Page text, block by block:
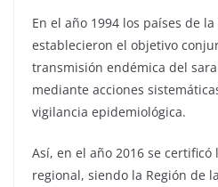
En el año 1994 los países de
establecieron el objetivo
transmisión endémica del
mediante acciones
vigilancia epidemiológica.
Así, en el año 2016 se
regional, siendo la Región de